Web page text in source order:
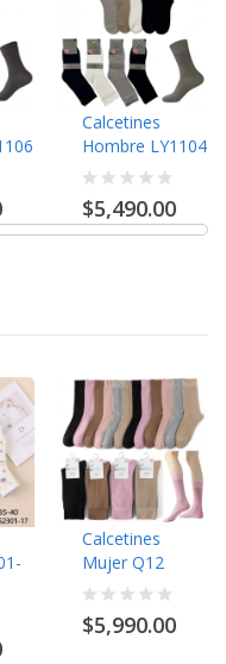
Calcetines
Hombre LY1104
$5,490.00
Calcetines
Mujer Q12
$5,990.00